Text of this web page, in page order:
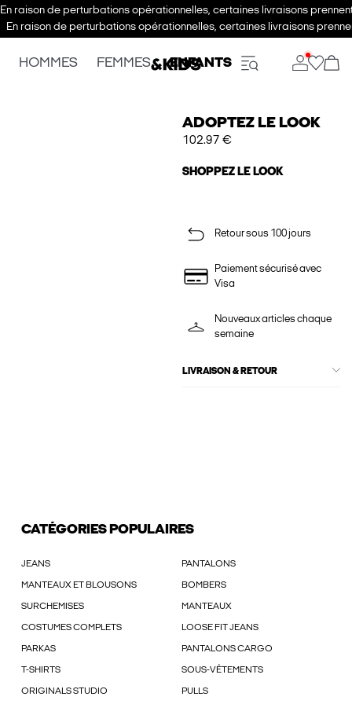
En raison de perturbations opérationnelles, certaines livraisons
En raison de perturbations opérationnelles, certaines livraisons
HOMMES FEMMES ENFANTS
ADOPTEZ LE LOOK
102.97 €
SHOPPEZ LE LOOK
Retour sous 100 jours
Paiement sécurisé avec
Visa
Nouveaux articles chaque
semaine
LIVRAISON & RETOUR
CATÉGORIES POPULAIRES
JEANS PANTALONS
MANTEAUX ET BLOUSONS BOMBERS
SURCHEMISES MANTEAUX
COSTUMES COMPLETS LOOSE FIT JEANS
PARKAS PANTALONS CARGO
T-SHIRTS SOUS-VÊTEMENTS
ORIGINALS STUDIO PULLS